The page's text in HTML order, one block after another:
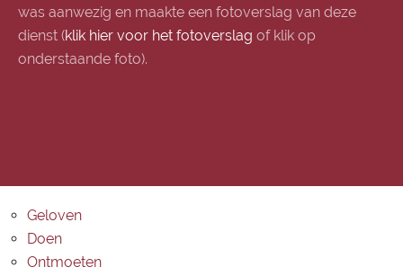
was aanwezig en maakte een fotoverslag van deze
dienst (klik hier voor het fotoverslag of klik op
onderstaande foto).
Geloven
Doen
Ontmoeten